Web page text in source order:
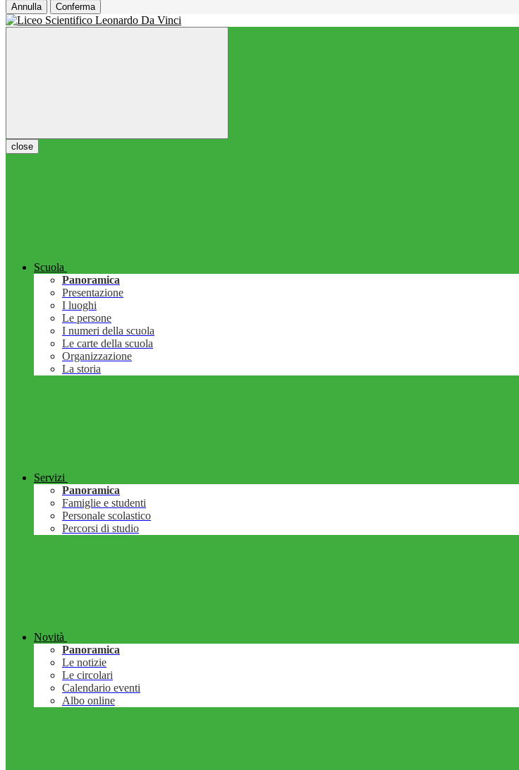
Annulla Conferma
close
Scuola
Panoramica
Presentazione
I luoghi
Le persone
I numeri della scuola
Le carte della scuola
Organizzazione
La storia
Servizi
Panoramica
Famiglie e studenti
Personale scolastico
Percorsi di studio
Novità
Panoramica
Le notizie
Le circolari
Calendario eventi
Albo online